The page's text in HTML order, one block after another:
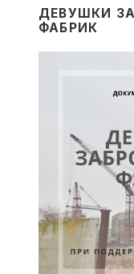
ДЕВУШКИ
ФАБРИК